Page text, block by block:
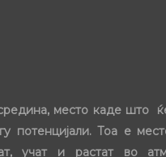
место каде што
потенцијали. Тоа е
учат и растат во